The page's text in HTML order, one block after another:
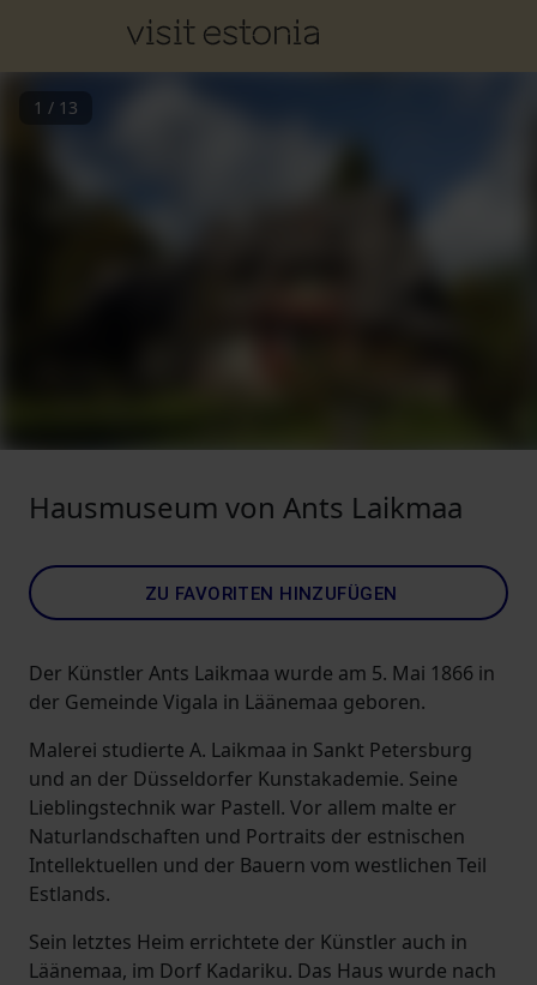
1 / 13
Hausmuseum von Ants Laikmaa
ZU FAVORITEN HINZUFÜGEN
Der Künstler Ants Laikmaa wurde am 5. Mai 1866 in
der Gemeinde Vigala in Läänemaa geboren.
Malerei studierte A. Laikmaa in Sankt Petersburg
und an der Düsseldorfer Kunstakademie. Seine
Lieblingstechnik war Pastell. Vor allem malte er
Naturlandschaften und Portraits der estnischen
Intellektuellen und der Bauern vom westlichen Teil
Estlands.
Sein letztes Heim errichtete der Künstler auch in
Läänemaa, im Dorf Kadariku. Das Haus wurde nach